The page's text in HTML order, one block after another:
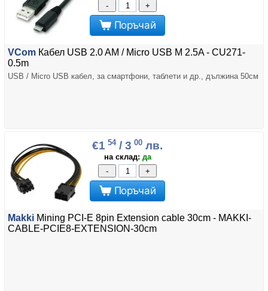
-
+
Поръчай
VCom Кабел USB 2.0 AM / Micro USB M 2.5A - CU271-
0.5m
USB / Micro USB кабел, за смартфони, таблети и др., дължина 50см
€1 54/ 3 00 лв.
на склад: да
-
+
Поръчай
Makki Mining PCI-E 8pin Extension cable 30cm - MAKKI-
CABLE-PCIE8-EXTENSION-30cm